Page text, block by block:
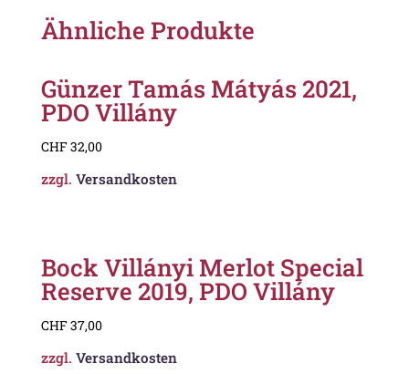
Ähnliche Produkte
Günzer Tamás Mátyás 2021,
PDO Villány
CHF 32,00
zzgl. Versandkosten
Bock Villányi Merlot Special
Reserve 2019, PDO Villány
CHF 37,00
zzgl. Versandkosten